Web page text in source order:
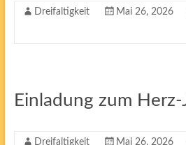
Dreifaltigkeit Mai 26, 2026
Einladung zum Herz-
Dreifaltigkeit Mai 26, 2026